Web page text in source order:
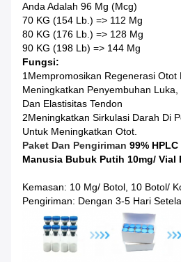
Anda Adalah 96 Μg (mcg)
70 KG (154 Lb.) => 112 Μg
80 KG (176 Lb.) => 128 Μg
90 KG (198 Lb) => 144 Μg
Fungsi:
1Mempromosikan Regenerasi Otot
Meningkatkan Penyembuhan
Dan Elastisitas Tendon
2Meningkatkan Sirkulasi Darah Di
Untuk Meningkatkan Otot.
Paket Dan Pengiriman 99%
Manusia Bubuk Putih 10mg/ Vial
Kemasan: 10 Mg/ Botol, 10 Botol/
Pengiriman: Dengan 3-5 Hari